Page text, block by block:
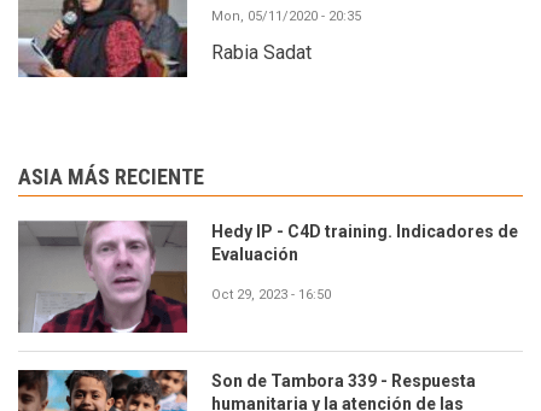
Mon, 05/11/2020 - 20:35
Rabia Sadat
ASIA MÁS RECIENTE
Hedy IP - C4D training. Indicadores de
Evaluación
Oct 29, 2023 - 16:50
Son de Tambora 339 - Respuesta
humanitaria y la atención de las